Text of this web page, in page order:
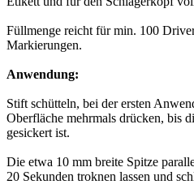
Füllmenge reicht für min. 100
Markierungen.
Anwendung:
Stift schütteln, bei der ersten
Oberfläche mehrmals drücken, bis
gesickert ist.
Die etwa 10 mm breite Spitze
20 Sekunden troknen lassen und